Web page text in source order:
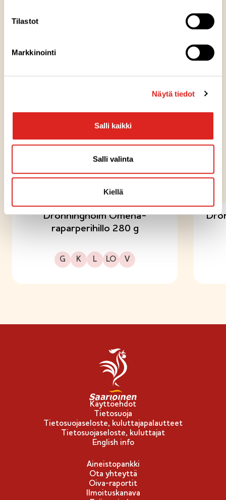
Tilastot
Markkinointi
Näytä tiedot
Salli kaikki
Salli valinta
Kiellä
Mansikkainen Naked Cake
KOKEILE MYÖS NÄITÄ
Dronningholm Omena-
raparperihillo 280 g
G
Gluteeniton K
Kuitupitoinen L LO
Sopii lakto-ovo ruokavalioon V
Sopii vegaaniseen ruokavalioon
Käyttöehdot
Tietosuoja
Tietosuojaseloste, kuluttajapalautteet
Tietosuojaseloste, kuluttajat
English info
Aineistopankki
Ota yhteyttä
Oiva-raportit
Ilmoituskanava